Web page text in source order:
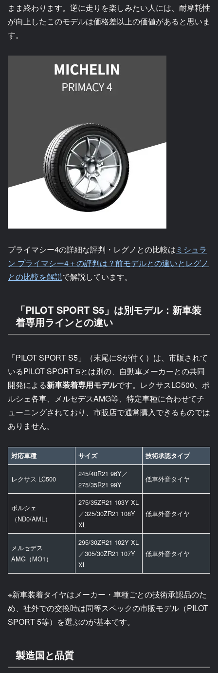
まま終わります。逆に走りを楽しみたい人には、耐摩耗性
が向上したこのモデルは価格差以上の価値があると思いま
す。
プライマシー4の詳細な評判・レグノとの比較は ミシュラ
ン プライマシー4＋の評判は？前モデルとの違いとレグノ
との比較を解説で解説しています。
「PILOT SPORT S5」は別モデル：新車装
着専用ラインとの違い
「PILOT SPORT S5」（末尾にSが付く）は、市販されて
いるPILOT SPORT 5とは別の、自動車メーカーとの共同
開発による新車装着専用モデルです。レクサスLC500、ポ
ルシェ各車、メルセデスAMG等、特定車種に合わせてチ
ューニングされており、市販店で通常購入できるものでは
ありません。
対応車種 サイズ 技術承認タイプ
レクサス LC500
245/40R21 96Y／
275/35R21 99Y
低車外音タイヤ
ポルシェ
（ND0/AML）
275/35ZR21 103Y XL
／325/30ZR21 108Y
XL
低車外音タイヤ
メルセデス
AMG（MO1）
295/30ZR21 102Y XL
／305/30ZR21 107Y
XL
低車外音タイヤ
※新車装着タイヤはメーカー・車種ごとの技術承認品のた
め、社外での交換時は同等スペックの市販モデル（PILOT
SPORT 5等）を選ぶのが基本です。
製造国と品質